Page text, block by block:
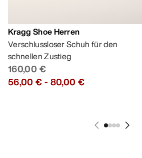
Kragg Shoe Herren
Verschlussloser Schuh für den
schnellen Zustieg
160,00 €
56,00 €- 80,00 €